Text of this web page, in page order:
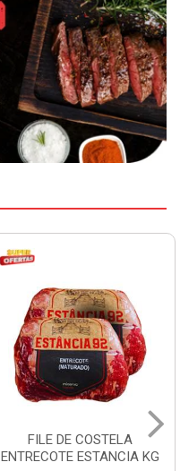
FILE DE COSTELA
ENTRECOTE ESTANCIA KG